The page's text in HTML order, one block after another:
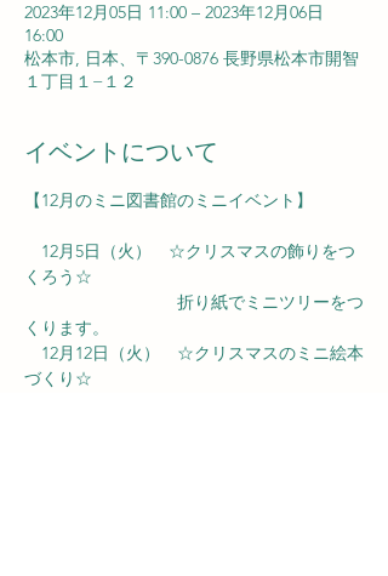
2023年12月05日 11:00 – 2023年12月06日
16:00
松本市, 日本、〒390-0876 長野県松本市開智
１丁目１−１２
イベントについて
【12月のミニ図書館のミニイベント】
12月5日（火）　☆クリスマスの飾りをつ
くろう☆
折り紙でミニツリーをつ
くります。
12月12日（火）　☆クリスマスのミニ絵本
づくり☆